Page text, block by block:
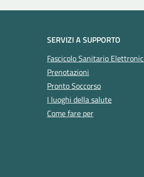
SERVIZI A SUPPORTO
Fascicolo Sanitario
Prenotazioni
Pronto Soccorso
I luoghi della salute
Come fare per